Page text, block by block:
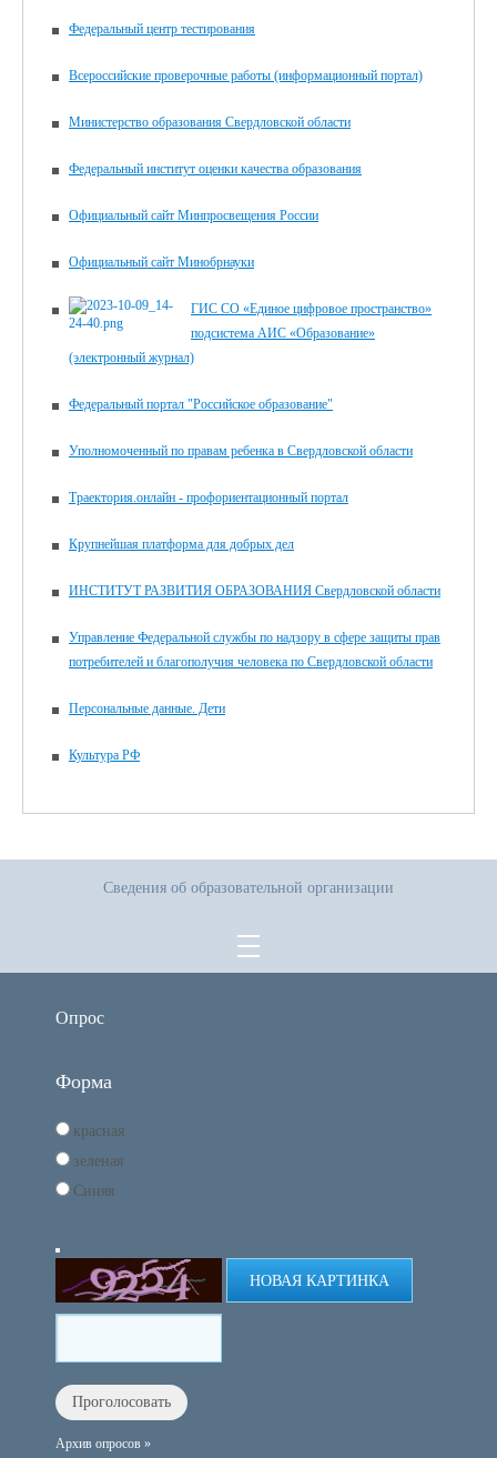
Федеральный центр тестирования
Всероссийские проверочные работы (информационный портал)
Министерство образования Свердловской области
Федеральный институт оценки качества образования
Официальный сайт Минпросвещения России
Официальный сайт Минобрнауки
ГИС СО «Единое цифровое пространство»
подсистема АИС «Образование»
(электронный журнал)
Федеральный портал "Российское образование"
Уполномоченный по правам ребенка в Свердловской области
Траектория.онлайн - профориентационный портал
Крупнейшая платформа для добрых дел
ИНСТИТУТ РАЗВИТИЯ ОБРАЗОВАНИЯ Свердловской области
Управление Федеральной службы по надзору в сфере защиты прав
потребителей и благополучия человека по Свердловской области
Персональные данные. Дети
Культура РФ
Сведения об образовательной организации
Опрос
Форма
красная
зеленая
Синяя
НОВАЯ КАРТИНКА
Архив опросов »